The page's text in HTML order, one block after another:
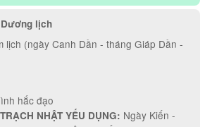
lịch
lịch (ngày Canh Dần - tháng Giáp Dần -
hắc đạo
NHẬT YẾU DỤNG: Ngày Kiến -